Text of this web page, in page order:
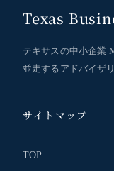
Texas
テキサスの中小企業
並走するアドバイザ
サイトマップ
TOP